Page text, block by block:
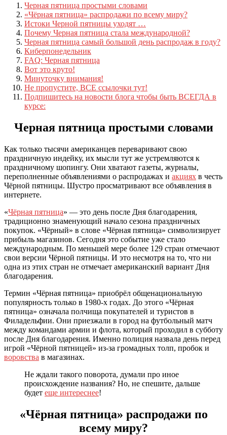
Черная пятница простыми словами
«Чёрная пятница» распродажи по всему миру?
Истоки Черной пятницы уходят …
Почему Черная пятница стала международной?
Черная пятница самый большой день распродаж в году?
Киберпонедельник
FAQ: Черная пятница
Вот это круто!
Минуточку внимания!
Не пропустите, ВСЕ ссылочки тут!
Подпишитесь на новости блога чтобы быть ВСЕГДА в
курсе:
Черная пятница простыми словами
Как только тысячи американцев переваривают свою
праздничную индейку, их мысли тут же устремляются к
праздничному шопингу. Они хватают газеты, журналы,
переполненные объявлениями о распродажах и акциях в честь
Чёрной пятницы. Шустро просматривают все объявления в
интернете.
«Чёрная пятница» — это день после Дня благодарения,
традиционно знаменующий начало сезона праздничных
покупок. «Чёрный» в слове «Чёрная пятница» символизирует
прибыль магазинов. Сегодня это событие уже стало
международным. По меньшей мере более 129 стран отмечают
свои версии Чёрной пятницы. И это несмотря на то, что ни
одна из этих стран не отмечает американский вариант Дня
благодарения.
Термин «Чёрная пятница» приобрёл общенациональную
популярность только в 1980-х годах. До этого «Чёрная
пятница» означала полчища покупателей и туристов в
Филадельфии. Они приезжали в город на футбольный матч
между командами армии и флота, который проходил в субботу
после Дня благодарения. Именно полиция назвала день перед
игрой «Чёрной пятницей» из-за громадных толп, пробок и
воровства в магазинах.
Не ждали такого поворота, думали про иное
происхождение названия? Но, не спешите, дальше
будет еще интереснее!
«Чёрная пятница» распродажи по
всему миру?